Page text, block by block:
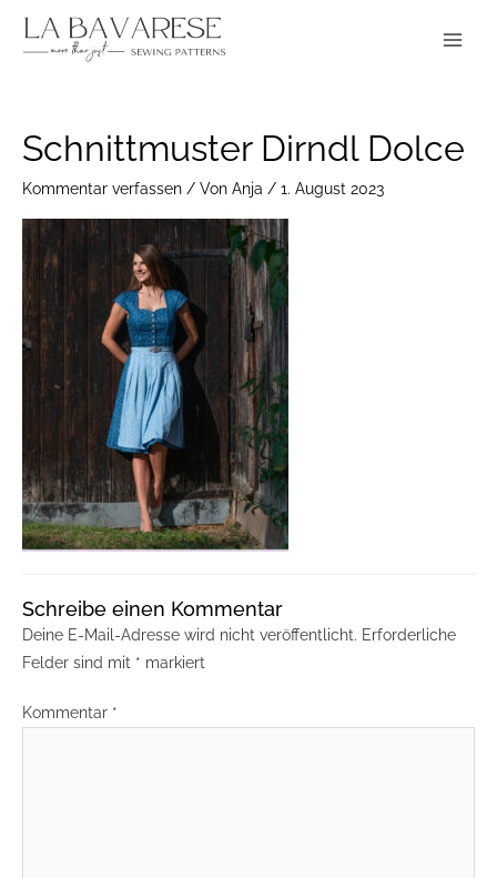
Inhalt
Schnittmuster Dirndl Dolce
Kommentar verfassen / Von Anja / 1. August 2023
Schreibe einen Kommentar
Deine E-Mail-Adresse wird nicht veröffentlicht. Erforderliche
Felder sind mit * markiert
Kommentar *